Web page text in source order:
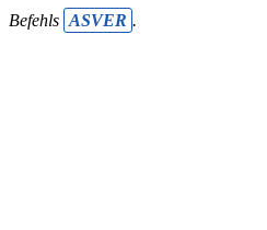
Befehls ASVER .